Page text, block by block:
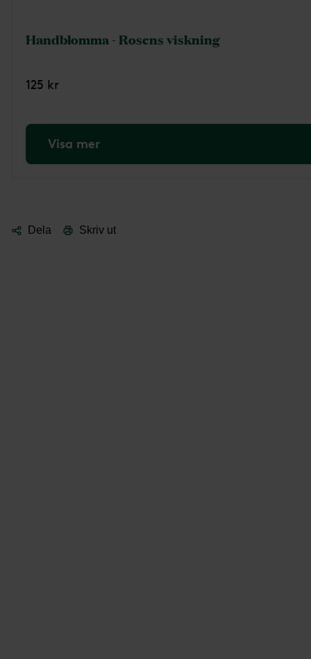
Handblomma - Rosens viskning
125 kr
Visa mer
Dela Skriv ut